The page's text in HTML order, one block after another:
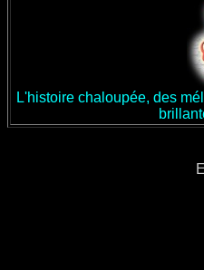
L'histoire chaloupée, des